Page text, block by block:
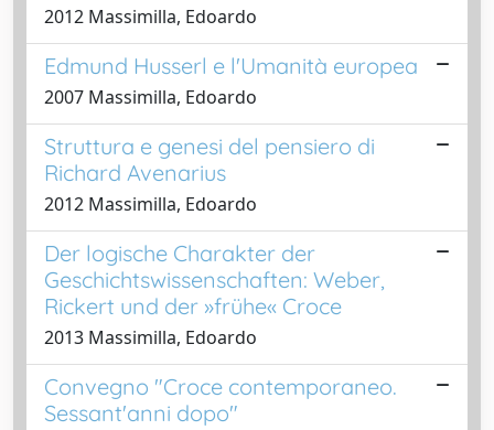
2012 Massimilla, Edoardo
Edmund Husserl e l'Umanità europea
2007 Massimilla, Edoardo
Struttura e genesi del pensiero di
Richard Avenarius
2012 Massimilla, Edoardo
Der logische Charakter der
Geschichtswissenschaften: Weber,
Rickert und der »frühe« Croce
2013 Massimilla, Edoardo
Convegno "Croce contemporaneo.
Sessant'anni dopo"